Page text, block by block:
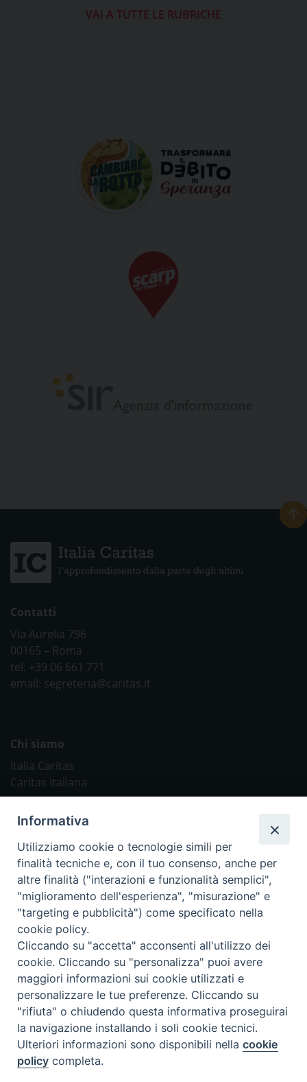
VAI A TUTTE LE RUBRICHE
Contatti
Via Aurelia 796
00165 – Roma
tel: +39 06 661 771
email: segreteria@caritas.it
Chi siamo
Italia Caritas
Caritas Italiana
Caritas Internationalis
TV 2000
Inblu 2000
Avvenire
Sir
Scarp de’ Tenis
Newsletter
ISCRIVITI ALLA NEWSLETTER
Informativa
Utilizziamo cookie o tecnologie simili per
finalità tecniche e, con il tuo consenso, anche per
altre finalità ("interazioni e funzionalità semplici",
"miglioramento dell'esperienza", "misurazione" e
"targeting e pubblicità") come specificato nella
cookie policy.
Cliccando su "accetta" acconsenti all'utilizzo dei
cookie. Cliccando su "personalizza" puoi avere
maggiori informazioni sui cookie utilizzati e
personalizzare le tue preferenze. Cliccando su
"rifiuta" o chiudendo questa informativa proseguirai
la navigazione installando i soli cookie tecnici.
Ulteriori informazioni sono disponibili nellacookie
policy completa.